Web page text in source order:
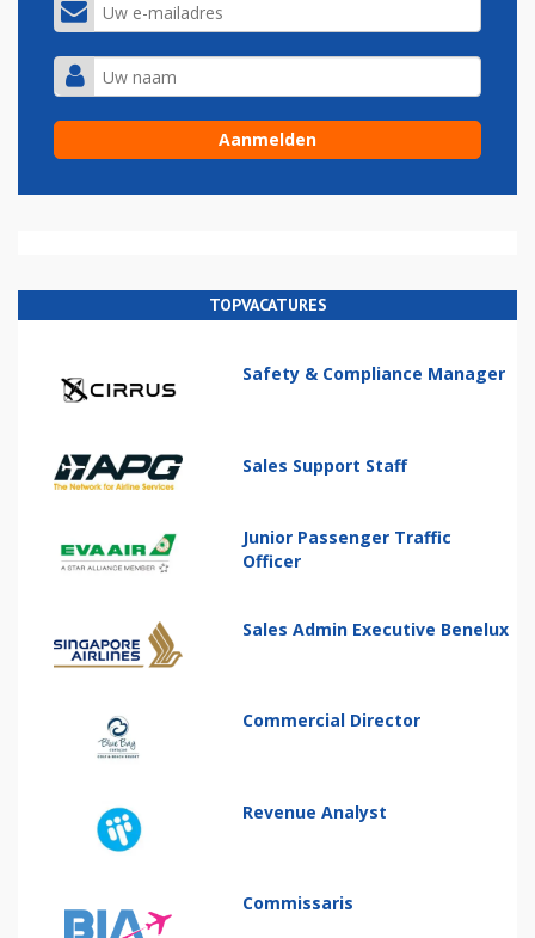
TOPVACATURES
Safety & Compliance Manager
Sales Support Staff
Junior Passenger Traffic
Officer
Sales Admin Executive Benelux
Commercial Director
Revenue Analyst
Commissaris